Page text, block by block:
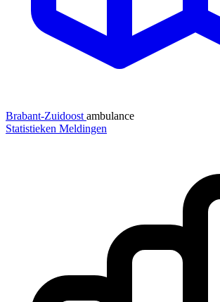
Brabant-Zuidoost ambulance
Statistieken Meldingen